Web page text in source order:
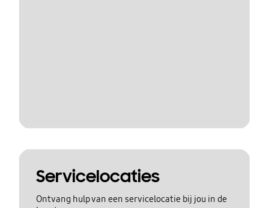
Servicelocaties
Ontvang hulp van een servicelocatie bij jou in de